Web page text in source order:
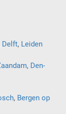
Delft, Leiden
, Den-
, Bergen op